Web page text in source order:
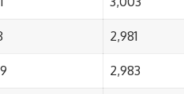
2,981
2,983